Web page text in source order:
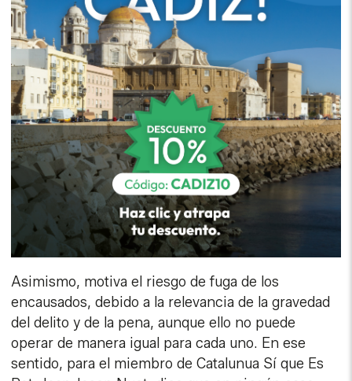
Asimismo, motiva el riesgo de fuga de los
encausados, debido a la relevancia de la gravedad
del delito y de la pena, aunque ello no puede
operar de manera igual para cada uno. En ese
sentido, para el miembro de Catalunua Sí que Es